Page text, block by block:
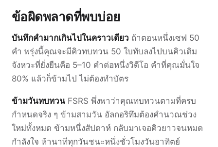
ข้อผิดพลาดที่พบบ่อย
บันทึกคำมากเกินไปในคราวเดียว ถ้าตอนหนึ่งเซฟ 50
คำ พรุ่งนี้คุณจะมีคิวทบทวน 50 ใบทับลงไปบนคิวเดิม
จังหวะที่ยั่งยืนคือ 5–10 คำต่อหนึ่งวิดีโอ คำที่คุณมั่นใจ
80% แล้วก็ข้ามไป ไม่ต้องทำบัตร
ข้ามวันทบทวน FSRS พึ่งพาว่าคุณทบทวนตามที่ครบ
กำหนดจริง ๆ ข้ามสามวัน อัลกอริทึมต้องคำนวณช่วง
ใหม่ทั้งหมด ข้ามหนึ่งสัปดาห์ กลับมาเจอคิวยาวจนหมด
กำลังใจ ห้านาทีทุกวันชนะหนึ่งชั่วโมงวันอาทิตย์